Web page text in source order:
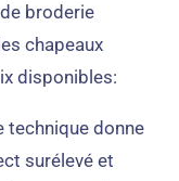
broderie
chapeaux
disponibles:
technique donne
surélevé et